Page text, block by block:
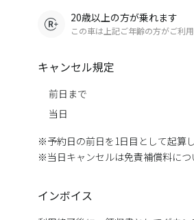
20歳以上の方が乗れます
この車は上記ご年齢の方がご利用
キャンセル規定
前日まで
当日
予約日の前日を1日目として起算
当日キャンセルは免責補償料につ
インボイス